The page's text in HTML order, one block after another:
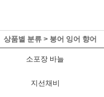
상품별 분류 > 붕어 잉어 향어
소포장 바늘
지선채비